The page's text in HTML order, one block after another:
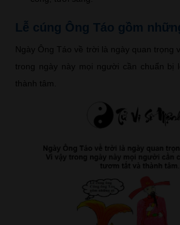
Lễ cúng Ông Táo gồm
Ngày Ông Táo về trời là ngày quan trọng
trong ngày này mọi người cần chuẩn bị
thành tâm.